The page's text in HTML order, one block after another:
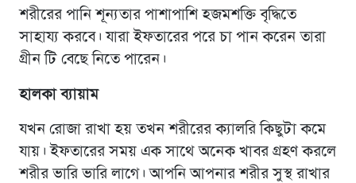
শরীরের পানি শূন্যতার পাশাপাশি হজমশক্তি বৃদ্ধিতে
সাহায্য করবে। যারা ইফতারের পরে চা পান করেন তারা
গ্রীন টি বেছে নিতে পারেন।
হালকা ব্যায়াম
যখন রোজা রাখা হয় তখন শরীরের ক্যালরি কিছুটা কমে
যায়। ইফতারের সময় এক সাথে অনেক খাবর গ্রহণ করলে
শরীর ভারি ভারি লাগে। আপনি আপনার শরীর সুস্থ রাখার